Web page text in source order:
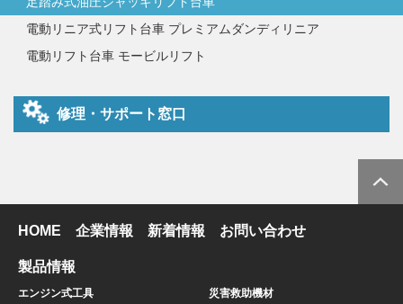
電動リニア式リフト台車 プレミアムダンディリニア
電動リフト台車 モービルリフト
修理・サポート窓口
HOME 企業情報 新着情報 お問い合わせ
製品情報
エンジン式工具
災害救助機材